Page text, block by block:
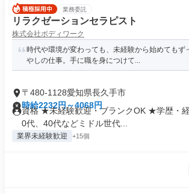
業務委託
リラクゼーションセラピスト
株式会社ボディワーク
時代や環境が変わっても、未経験から始めてもず
やしの仕事。手に職を身につけて...
〒480-1128愛知県長久手市
時給2232円～4068円
資格 ★未経験歓迎・ブランクOK ★学歴・
0代、40代などミドル世代...
業界未経験歓迎 +15個